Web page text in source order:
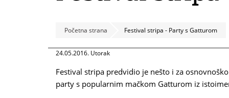
Početna strana Festival stripa - Party s Gatturom
24.05.2016. Utorak
Festival stripa predvidio je nešto i za
party s popularnim mačkom Gatturom iz